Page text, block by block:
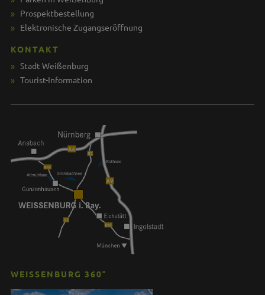
Prospektbestellung
Elektronische Zugangseröffnung
KONTAKT
Stadt Weißenburg
Tourist-Information
WEISSENBURG 360°